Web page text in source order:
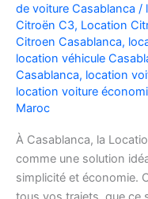
de voiture Casablanca /
Citroën C3, Location
Citroen Casablanca,
location véhicule
Casablanca, location
location voiture
Maroc
À Casablanca, la
comme une solution
simplicité et économie.